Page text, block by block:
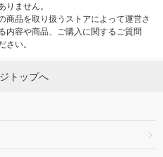
りません。
商品を取り扱うストアによって運営さ
内容や商品、ご購入に関するご質問
さい。
トップへ